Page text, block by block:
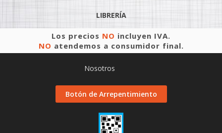
LIBRERÍA
Los precios NO incluyen IVA.
NO atendemos a consumidor final.
Nosotros
Botón de Arrepentimiento